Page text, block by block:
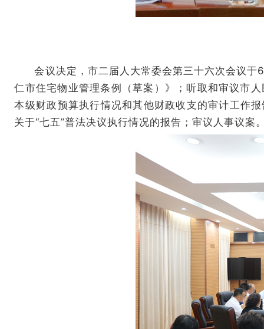
会议决定，市二届人大常委会第三十六次会议
仁市住宅物业管理条例（草案）》；听取和审议市
本级财政预算执行情况和其他财政收支的审计工作
关于“七五”普法决议执行情况的报告；审议人事议案